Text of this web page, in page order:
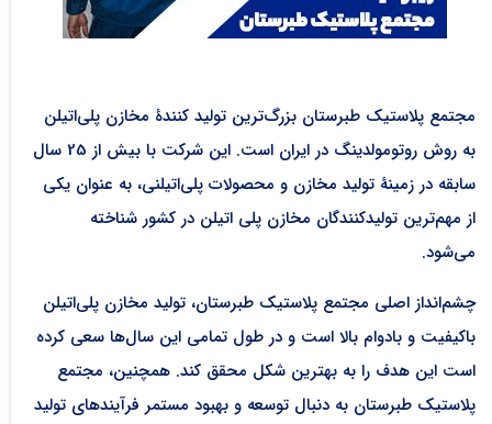
مجتمع پلاستیک طبرستان بزرگ‌ترین تولید کنندۀ مخازن پلی‌اتیلن
به روش روتومولدینگ در ایران است. این شرکت با بیش از 25 سال
سابقه در زمینۀ تولید مخازن و محصولات پلی‌اتیلنی، به عنوان یکی
از مهم‌ترین تولیدکنندگان مخازن پلی اتیلن در کشور شناخته
می‌شود.
چشم‌انداز اصلی مجتمع پلاستیک طبرستان، تولید مخازن پلی‌اتیلن
باکیفیت و بادوام بالا است و در طول تمامی این سال‌ها سعی کرده
است این هدف را به بهترین شکل محقق کند. همچنین، مجتمع
پلاستیک طبرستان به دنبال توسعه و بهبود مستمر فرآیندهای تولید